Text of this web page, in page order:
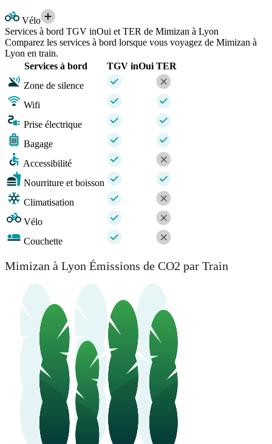
Vélo
Services à bord TGV inOui et TER de Mimizan à Lyon
Comparez les services à bord lorsque vous voyagez de Mimizan à
Lyon en train.
Services à bord
TGV inOui TER
Zone de silence
Wifi
Prise électrique
Bagage
Accessibilité
Nourriture et boisson
Climatisation
Vélo
Couchette
Mimizan à Lyon Émissions de CO2 par Train